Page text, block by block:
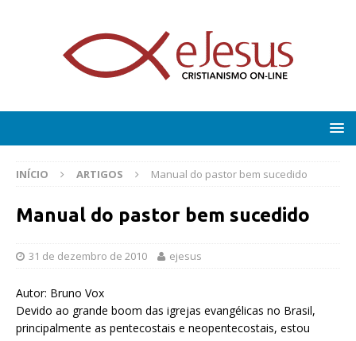
INÍCIO ARTIGOS Manual do pastor bem sucedido
Manual do pastor bem sucedido
31 de dezembro de 2010 ejesus
Autor: Bruno Vox
Devido ao grande boom das igrejas evangélicas no Brasil,
principalmente as pentecostais e neopentecostais, estou